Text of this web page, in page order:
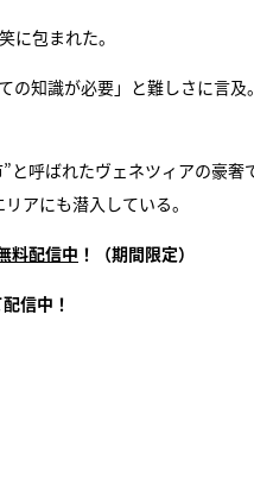
に包まれた。
知識が必要」と難しさに言及
呼ばれたヴェネツィアの豪奢
アにも潜入している。
料配信中 ！（期間限定）
信中！